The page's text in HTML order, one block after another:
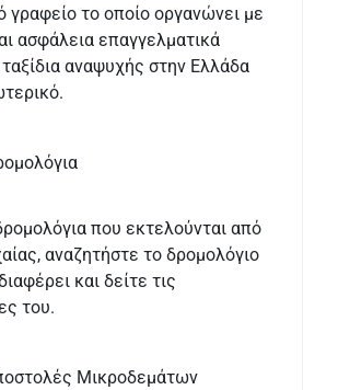
γραφείο το οποίο οργανώνει με
ασφάλεια επαγγελματικά
ταξίδια αναψυχής στην Ελλάδα
που εκτελούνται από
αναζητήστε το δρομολόγιο
και δείτε τις
του.
Μικροδεμάτων